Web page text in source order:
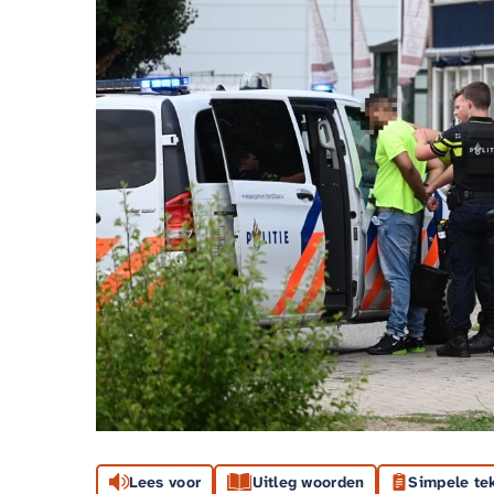
Lees voor Uitleg woorden Simpele